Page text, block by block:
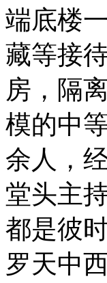
端底楼
藏等接
房，隔
模的中
余人，
堂头主
都是彼
罗天中